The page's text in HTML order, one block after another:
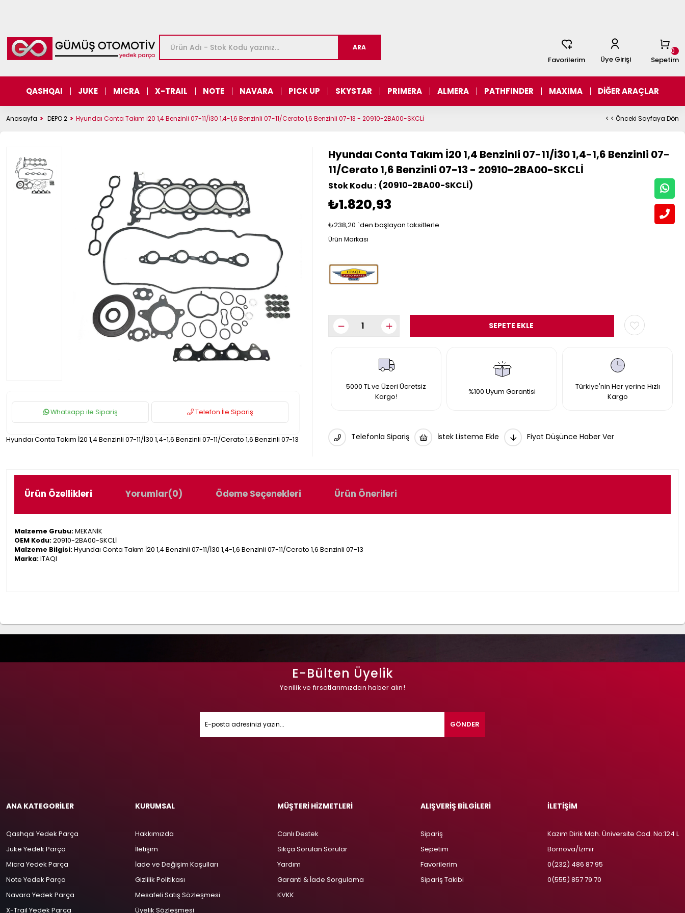
Sepetim
0
Favorilerim
Üye Girişi
QASHQAI JUKE MICRA X-TRAIL NOTE NAVARA PICK UP SKYSTAR PRIMERA ALMERA PATHFINDER MAXIMA DİĞER ARAÇLAR
Anasayfa DEPO 2 Hyundaı Conta Takım İ20 1,4 Benzinli 07-11/İ30 1,4-1,6 Benzinli 07-11/Cerato 1,6 Benzinli 07-13 - 20910-2BA00-SKCLİ < < Önceki Sayfaya Dön
Whatsapp ile Sipariş Telefon İle Sipariş
Hyundaı Conta Takım İ20 1,4 Benzinli 07-11/İ30 1,4-1,6 Benzinli 07-11/Cerato 1,6 Benzinli 07-13
Hyundaı Conta Takım İ20 1,4 Benzinli 07-11/İ30 1,4-1,6 Benzinli 07-
11/Cerato 1,6 Benzinli 07-13 - 20910-2BA00-SKCLİ
(20910-2BA00-SKCLİ)
₺1.820,93
₺238,20 `den başlayan taksitlerle
5000 TL ve Üzeri Ücretsiz
Kargo!
%100 Uyum Garantisi
Türkiye'nin Her yerine Hızlı
Kargo
Telefonla Sipariş İstek Listeme Ekle Fiyat Düşünce Haber Ver
Ürün Özellikleri Yorumlar(0) Ödeme Seçenekleri Ürün Önerileri
Malzeme Grubu:MEKANİK
OEM Kodu:20910-2BA00-SKCLİ
Malzeme Bilgisi:Hyundaı Conta Takım İ20 1,4 Benzinli 07-11/İ30 1,4-1,6 Benzinli 07-11/Cerato 1,6 Benzinli 07-13
Marka:ITAQI
E-Bülten Üyelik
Yenilik ve fırsatlarımızdan haber alın!
GÖNDER
ANA KATEGORİLER
Qashqai Yedek Parça
Juke Yedek Parça
Micra Yedek Parça
Note Yedek Parça
Navara Yedek Parça
X-Trail Yedek Parça
KURUMSAL
Hakkımızda
İletişim
İade ve Değişim Koşulları
Gizlilik Politikası
Mesafeli Satış Sözleşmesi
Üyelik Sözleşmesi
MÜŞTERİ HİZMETLERİ
Canlı Destek
Sıkça Sorulan Sorular
Yardım
Garanti & İade Sorgulama
KVKK
ALIŞVERİŞ BİLGİLERİ
Sipariş
Sepetim
Favorilerim
Sipariş Takibi
İLETİŞİM
Kazım Dirik Mah. Üniversite Cad. No:124 L
Bornova/İzmir
0(232) 486 87 95
0(555) 857 79 70